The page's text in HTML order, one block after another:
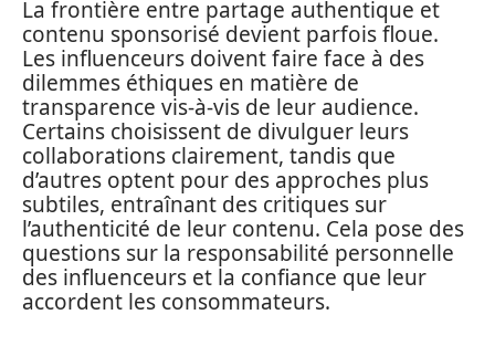
La frontière entre partage authentique et
contenu sponsorisé devient parfois floue.
Les influenceurs doivent faire face à des
dilemmes éthiques en matière de
transparence vis-à-vis de leur audience.
Certains choisissent de divulguer leurs
collaborations clairement, tandis que
d’autres optent pour des approches plus
subtiles, entraînant des critiques sur
l’authenticité de leur contenu. Cela pose des
questions sur la responsabilité personnelle
des influenceurs et la confiance que leur
accordent les consommateurs.